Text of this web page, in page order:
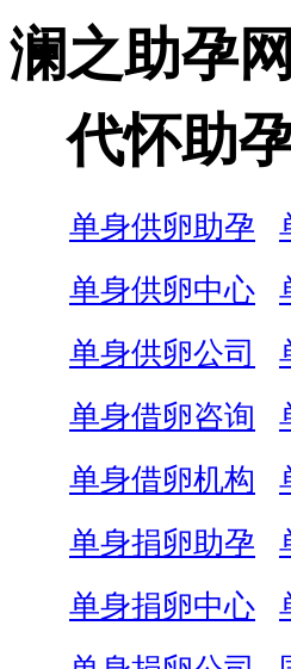
澜之助孕
代怀助
单身供卵助孕
单身供卵中心
单身供卵公司
单身借卵咨询
单身借卵机构
单身捐卵助孕
单身捐卵中心